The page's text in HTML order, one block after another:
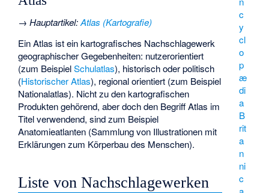
c
y
cl
o
p
æ
di
a
B
rit
a
n
ni
c
→Hauptartikel:Atlas (Kartografie)
Ein Atlas ist ein kartografisches Nachschlagewerk
geographischer Gegebenheiten: nutzerorientiert
(zum BeispielSchulatlas), historisch oder politisch
(Historischer Atlas), regional orientiert (zum Beispiel
Nationalatlas). Nicht zu den kartografischen
Produkten gehörend, aber doch den Begriff Atlas im
Titel verwendend, sind zum Beispiel
Anatomieatlanten (Sammlung von Illustrationen mit
Erklärungen zum Körperbau des Menschen).
Liste von Nachschlagewerken